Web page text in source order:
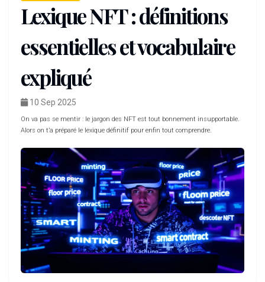
Lexique NFT : définitions
essentielles et vocabulaire
expliqué
10 Sep 2025
On va pas se mentir : le jargon des NFT est tout bonnement insupportable.
Alors on t’a préparé le lexique définitif pour enfin tout comprendre.